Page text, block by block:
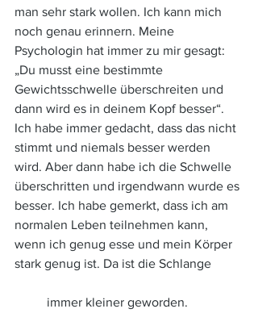
man sehr stark wollen. Ich kann mich
noch genau erinnern. Meine
Psychologin hat immer zu mir gesagt:
„Du musst eine bestimmte
Gewichtsschwelle überschreiten und
dann wird es in deinem Kopf besser“.
Ich habe immer gedacht, dass das nicht
stimmt und niemals besser werden
wird. Aber dann habe ich die Schwelle
überschritten und irgendwann wurde es
besser. Ich habe gemerkt, dass ich am
normalen Leben teilnehmen kann,
wenn ich genug esse und mein Körper
stark genug ist. Da ist die Schlange
immer kleiner geworden.